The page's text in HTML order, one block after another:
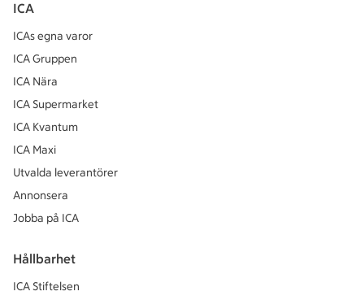
ICA
ICAs egna varor
ICA Gruppen
ICA Nära
ICA Supermarket
ICA Kvantum
ICA Maxi
Utvalda leverantörer
Annonsera
Jobba på ICA
Hållbarhet
ICA Stiftelsen